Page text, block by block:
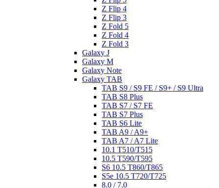
Z Flip 4
Z Flip 3
Z Fold 5
Z Fold 4
Z Fold 3
Galaxy J
Galaxy M
Galaxy Note
Galaxy TAB
TAB S9 / S9 FE / S9+ / S9 Ultra
TAB S8 Plus
TAB S7 / S7 FE
TAB S7 Plus
TAB S6 Lite
TAB A9 / A9+
TAB A7 / A7 Lite
10.1 T510/T515
10.5 T590/T595
S6 10.5 T860/T865
S5e 10.5 T720/T725
8.0 / 7.0